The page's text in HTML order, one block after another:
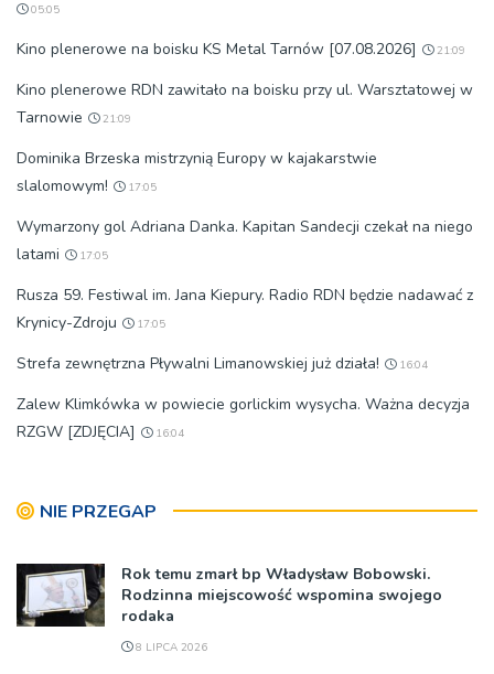
05:05
Kino plenerowe na boisku KS Metal Tarnów [07.08.2026] 21:09
Kino plenerowe RDN zawitało na boisku przy ul. Warsztatowej w
Tarnowie
21:09
Dominika Brzeska mistrzynią Europy w kajakarstwie
slalomowym!
17:05
Wymarzony gol Adriana Danka. Kapitan Sandecji czekał na niego
latami
17:05
Rusza 59. Festiwal im. Jana Kiepury. Radio RDN będzie nadawać z
Krynicy-Zdroju
17:05
Strefa zewnętrzna Pływalni Limanowskiej już działa! 16:04
Zalew Klimkówka w powiecie gorlickim wysycha. Ważna decyzja
RZGW [ZDJĘCIA]
16:04
NIE PRZEGAP
Rok temu zmarł bp Władysław Bobowski.
Rodzinna miejscowość wspomina swojego
rodaka
8 LIPCA 2026